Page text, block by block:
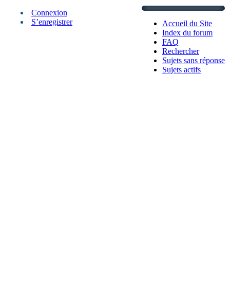
Accueil du Site
Index du forum
FAQ
Rechercher
Sujets sans réponse
Sujets actifs
Connexion
S’enregistrer